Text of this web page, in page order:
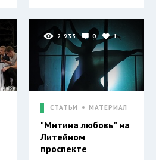
2 933 0 1
СТАТЬИ МАТЕРИАЛ
"Митина любовь" на
Литейном
проспекте